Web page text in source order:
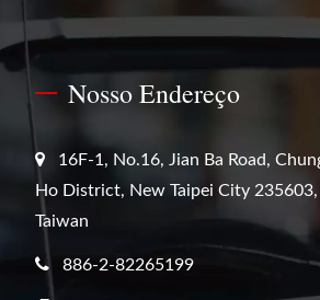
Nosso Endereço
16F-1, No.16, Jian Ba Road,
Ho District, New Taipei City 235603,
Taiwan
886-2-82265199